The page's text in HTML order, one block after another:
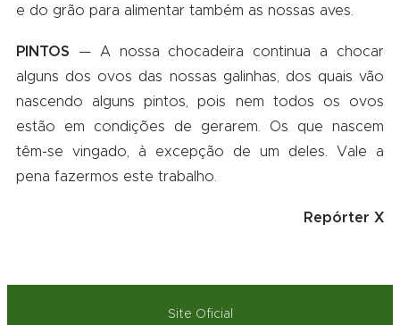
e do grão para alimentar também as nossas aves.
PINTOS — A nossa chocadeira continua a chocar
alguns dos ovos das nossas galinhas, dos quais vão
nascendo alguns pintos, pois nem todos os ovos
estão em condições de gerarem. Os que nascem
têm-se vingado, à excepção de um deles. Vale a
pena fazermos este trabalho.
Repórter X
Site Oficial